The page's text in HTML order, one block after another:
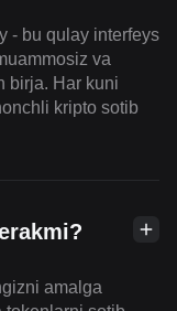
- bu qulay interfeys
va
birja. Har kuni
kripto sotib
amalga